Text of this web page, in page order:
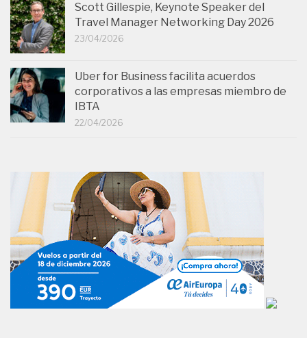
Scott Gillespie, Keynote Speaker del
Travel Manager Networking Day 2026
23/04/2026
Uber for Business facilita acuerdos
corporativos a las empresas miembro de
IBTA
22/04/2026